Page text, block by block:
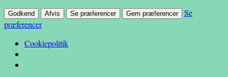
Godkend Afvis Se præferencer Gem præferencer
Se
præferencer
Cookiepolitik